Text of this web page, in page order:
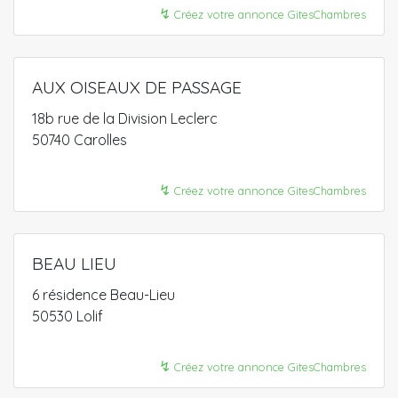
↯ Créez votre annonce GitesChambres
AUX OISEAUX DE PASSAGE
18b rue de la Division Leclerc
50740 Carolles
↯ Créez votre annonce GitesChambres
BEAU LIEU
6 résidence Beau-Lieu
50530 Lolif
↯ Créez votre annonce GitesChambres